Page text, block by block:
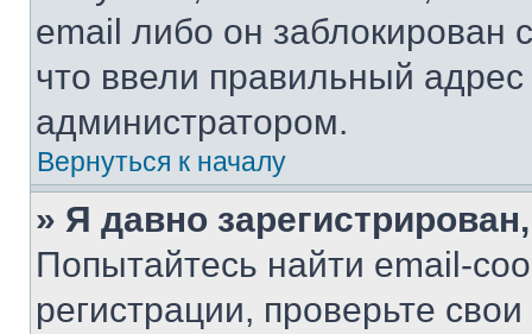
email либо он
что ввели правильный адрес
администратором.
Вернуться к началу
» Я давно
Попытайтесь найти email-
регистрации, проверьте